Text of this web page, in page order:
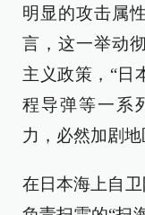
明显的攻击属
言，这一举动
主义政策，“日
程导弹等一系
力，必然加剧地
在日本海上自